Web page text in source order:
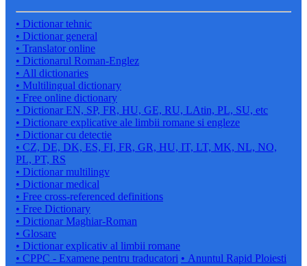
• Dictionar tehnic
• Dictionar general
• Translator online
• Dictionarul Roman-Englez
• All dictionaries
• Multilingual dictionary
• Free online dictionary
• Dictionar EN, SP, FR, HU, GE, RU, LAtin, PL, SU, etc
• Dictionare explicative ale limbii romane si engleze
• Dictionar cu detectie
• CZ, DE, DK, ES, FI, FR, GR, HU, IT, LT, MK, NL, NO,
PL, PT, RS
• Dictionar multilingv
• Dictionar medical
• Free cross-referenced definitions
• Free Dictionary
• Dictionar Maghiar-Roman
• Glosare
• Dictionar explicativ al limbii romane
• CPPC - Examene pentru traducatori • Anuntul Rapid Ploiesti